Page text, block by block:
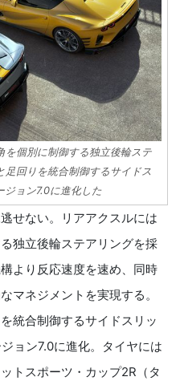
個別に制御する独立後輪ステ
足回りを統合制御するサイドス
ジョン7.0に進化した
せない。リアアクスルには
独立後輪ステアリングを採
より反応速度を速め、同時
マネジメントを実現する。
統合制御するサイドスリッ
ョン7.0に進化。タイヤには
トスポーツ・カップ2R（タ